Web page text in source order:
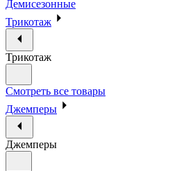
Демисезонные
Трикотаж
Трикотаж
Смотреть все товары
Джемперы
Джемперы